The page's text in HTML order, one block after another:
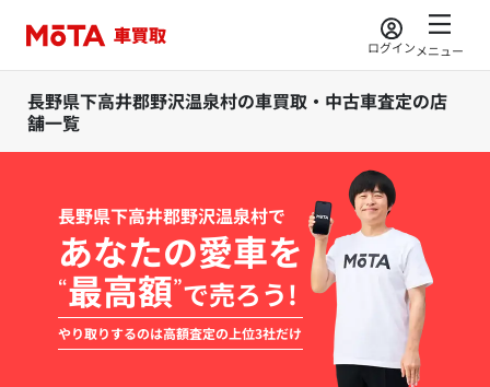
ログインメニュー
長野県下高井郡野沢温泉村の車買取・中古車査定の店
舗一覧
長野県下高井郡野沢温泉村で
あなたの愛車を
“最高額”で売ろう!
やり取りするのは高額査定の上位3社だけ